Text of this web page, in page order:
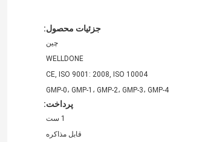
جزئیات محصول:
چین
WELLDONE
CE, ISO 9001: 2008, ISO 10004
GMP-0، GMP-1، GMP-2، GMP-3، GMP-4
پرداخت:
1 ست
قابل مذاکره